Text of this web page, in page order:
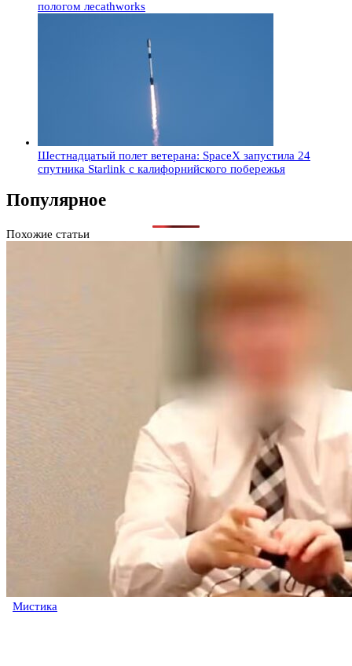
пологом лесаthworks
Шестнадцатый полет ветерана: SpaceX запустила 24
спутника Starlink с калифорнийского побережья
Популярное
Похожие статьи
Мистика